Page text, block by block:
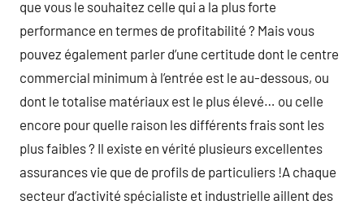
que vous le souhaitez celle qui a la plus forte
performance en termes de profitabilité ? Mais vous
pouvez également parler d’une certitude dont le centre
commercial minimum à l’entrée est le au-dessous, ou
dont le totalise matériaux est le plus élevé… ou celle
encore pour quelle raison les différents frais sont les
plus faibles ? Il existe en vérité plusieurs excellentes
assurances vie que de profils de particuliers !A chaque
secteur d’activité spécialiste et industrielle aillent des